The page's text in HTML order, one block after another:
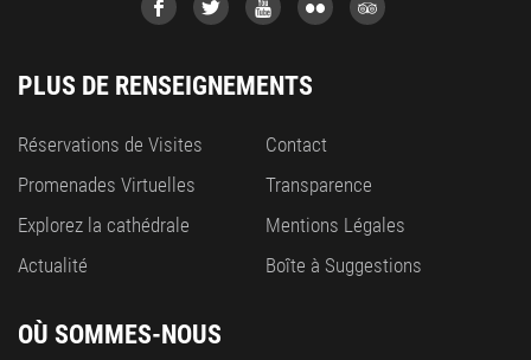
PLUS DE RENSEIGNEMENTS
Réservations de Visites
Promenades Virtuelles
Explorez la cathédrale
Actualité
Contact
Transparence
Mentions Légales
Boîte à Suggestions
OÙ SOMMES-NOUS